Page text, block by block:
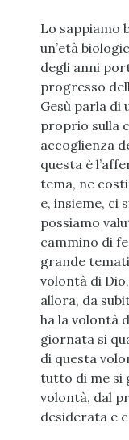
Lo sappiamo
un’età
degli anni
progresso
Gesù parla di
proprio sulla
accoglienza
questa è
tema, ne
e, insieme, ci
possiamo
cammino di
grande
volontà di
allora, da
ha la volontà
giornata si
di questa
tutto di me si
volontà, dal
desiderata e